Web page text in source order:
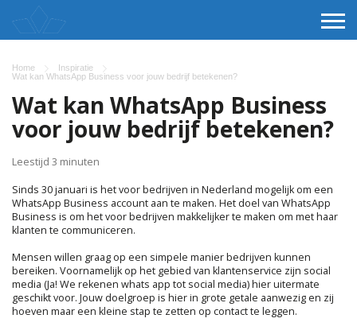
Home
Inspiratie
Wat kan WhatsApp Business voor jouw bedrijf betekenen?
Wat kan WhatsApp Business
voor jouw bedrijf betekenen?
Leestijd 3 minuten
Sinds 30 januari is het voor bedrijven in Nederland mogelijk om een
WhatsApp Business account aan te maken. Het doel van WhatsApp
Business is om het voor bedrijven makkelijker te maken om met haar
klanten te communiceren.
Mensen willen graag op een simpele manier bedrijven kunnen
bereiken. Voornamelijk op het gebied van klantenservice zijn social
media (Ja! We rekenen whats app tot social media) hier uitermate
geschikt voor. Jouw doelgroep is hier in grote getale aanwezig en zij
hoeven maar een kleine stap te zetten op contact te leggen.